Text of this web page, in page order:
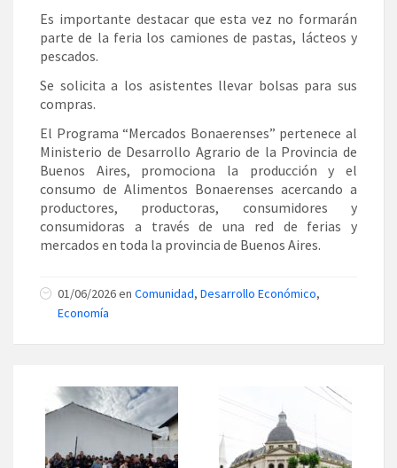
Es importante destacar que esta vez no formarán
parte de la feria los camiones de pastas, lácteos y
pescados.
Se solicita a los asistentes llevar bolsas para sus
compras.
El Programa “Mercados Bonaerenses” pertenece al
Ministerio de Desarrollo Agrario de la Provincia de
Buenos Aires, promociona la producción y el
consumo de Alimentos Bonaerenses acercando a
productores, productoras, consumidores y
consumidoras a través de una red de ferias y
mercados en toda la provincia de Buenos Aires.
01/06/2026 en Comunidad, Desarrollo Económico,
Economía